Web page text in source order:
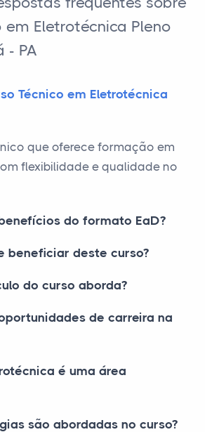
em Eletrotécnica Pleno
- PA
Técnico em Eletrotécnica
que oferece formação em
flexibilidade e qualidade no
do formato EaD?
beneficiar deste curso?
do curso aborda?
de carreira na
é uma área
são abordadas no curso?